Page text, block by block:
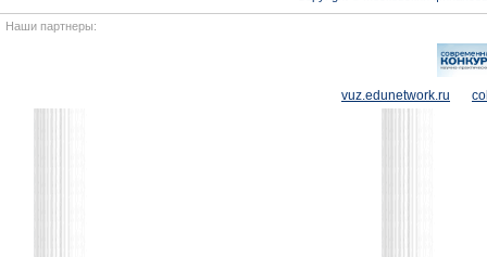
Наши партнеры:
vuz.edunetwork.ru